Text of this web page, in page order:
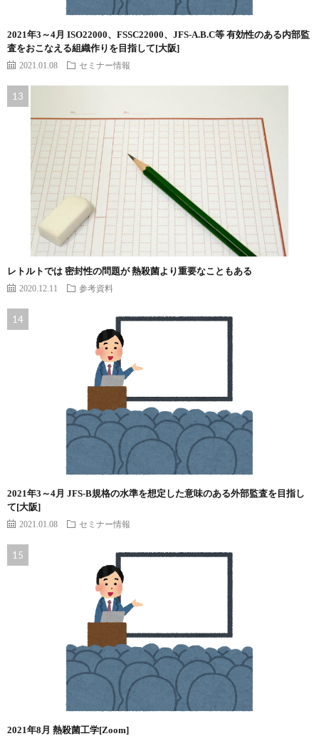
2021年3～4月 ISO22000、FSSC22000、JFS-A.B.C等 有効性のある内部監
査をおこなえる組織作りを目指して[大阪]
2021.01.08 セミナー情報
レトルトでは 密封性の問題が 熱殺菌より重要なこともある
2020.12.11 参考資料
2021年3～4月 JFS-B規格の水準を想定した意味のある外部監査を目指し
て[大阪]
2021.01.08 セミナー情報
2021年8月 熱殺菌工学[Zoom]